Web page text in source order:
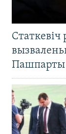
Статкевіч
Пашпарты